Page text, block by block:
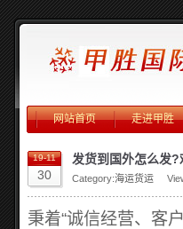
网站首页 走进甲胜
19-11
30
发货到国外怎么发?
Category:海运货运
秉着“诚信经营、客